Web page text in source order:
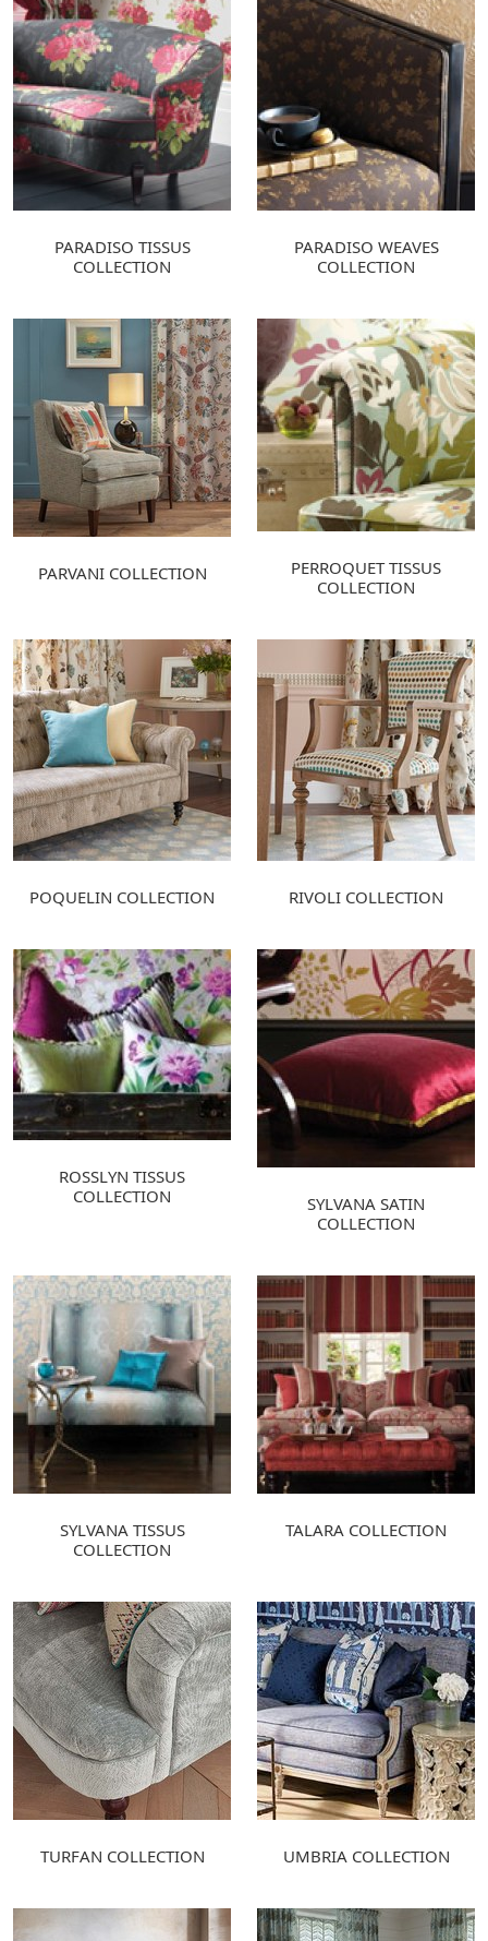
PARADISO TISSUS
COLLECTION
PARADISO WEAVES
COLLECTION
PARVANI COLLECTION
PERROQUET TISSUS
COLLECTION
POQUELIN COLLECTION RIVOLI COLLECTION
ROSSLYN TISSUS
COLLECTION
SYLVANA SATIN
COLLECTION
SYLVANA TISSUS
COLLECTION
TALARA COLLECTION
TURFAN COLLECTION UMBRIA COLLECTION